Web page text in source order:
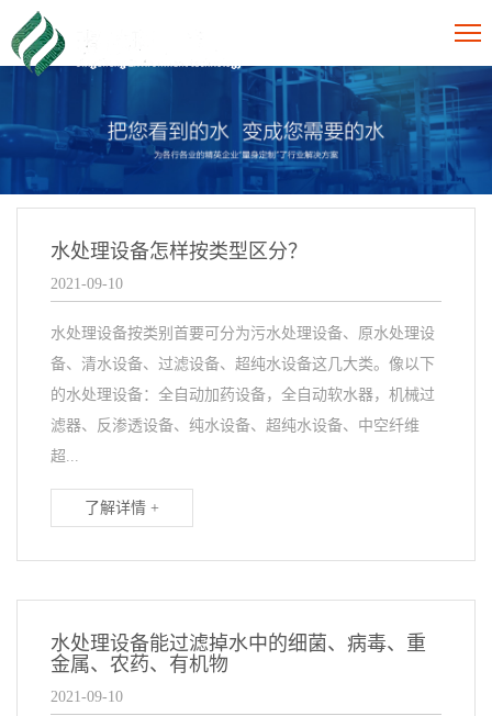
水处理设备怎样按类型区分？
2021-09-10
水处理设备按类别首要可分为污水处理设备、原水处理设
备、清水设备、过滤设备、超纯水设备这几大类。像以下
的水处理设备：全自动加药设备，全自动软水器，机械过
滤器、反渗透设备、纯水设备、超纯水设备、中空纤维
超...
了解详情 +
水处理设备能过滤掉水中的细菌、病毒、重
金属、农药、有机物
2021-09-10